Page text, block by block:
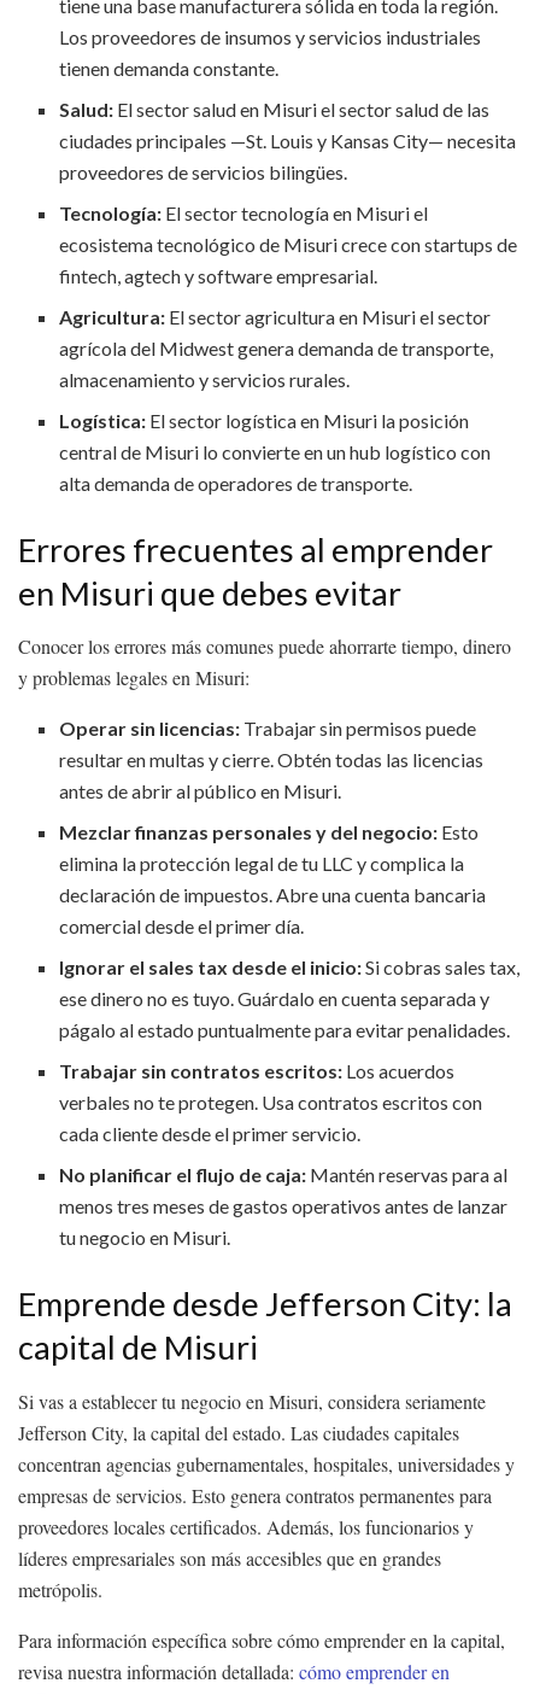
tiene una base manufacturera sólida en toda la región.
Los proveedores de insumos y servicios industriales
tienen demanda constante.
Salud: El sector salud en Misuri el sector salud de las
ciudades principales —St. Louis y Kansas City— necesita
proveedores de servicios bilingües.
Tecnología: El sector tecnología en Misuri el
ecosistema tecnológico de Misuri crece con startups de
fintech, agtech y software empresarial.
Agricultura: El sector agricultura en Misuri el sector
agrícola del Midwest genera demanda de transporte,
almacenamiento y servicios rurales.
Logística: El sector logística en Misuri la posición
central de Misuri lo convierte en un hub logístico con
alta demanda de operadores de transporte.
Errores frecuentes al emprender
en Misuri que debes evitar
Conocer los errores más comunes puede ahorrarte tiempo, dinero
y problemas legales en Misuri:
Operar sin licencias: Trabajar sin permisos puede
resultar en multas y cierre. Obtén todas las licencias
antes de abrir al público en Misuri.
Mezclar finanzas personales y del negocio: Esto
elimina la protección legal de tu LLC y complica la
declaración de impuestos. Abre una cuenta bancaria
comercial desde el primer día.
Ignorar el sales tax desde el inicio:Si cobras sales tax,
ese dinero no es tuyo. Guárdalo en cuenta separada y
págalo al estado puntualmente para evitar penalidades.
Trabajar sin contratos escritos: Los acuerdos
verbales no te protegen. Usa contratos escritos con
cada cliente desde el primer servicio.
No planificar el flujo de caja: Mantén reservas para al
menos tres meses de gastos operativos antes de lanzar
tu negocio en Misuri.
Emprende desde Jefferson City: la
capital de Misuri
Si vas a establecer tu negocio en Misuri, considera seriamente
Jefferson City, la capital del estado. Las ciudades capitales
concentran agencias gubernamentales, hospitales, universidades y
empresas de servicios. Esto genera contratos permanentes para
proveedores locales certificados. Además, los funcionarios y
líderes empresariales son más accesibles que en grandes
metrópolis.
Para información específica sobre cómo emprender en la capital,
revisa nuestra información detallada: cómo emprender en